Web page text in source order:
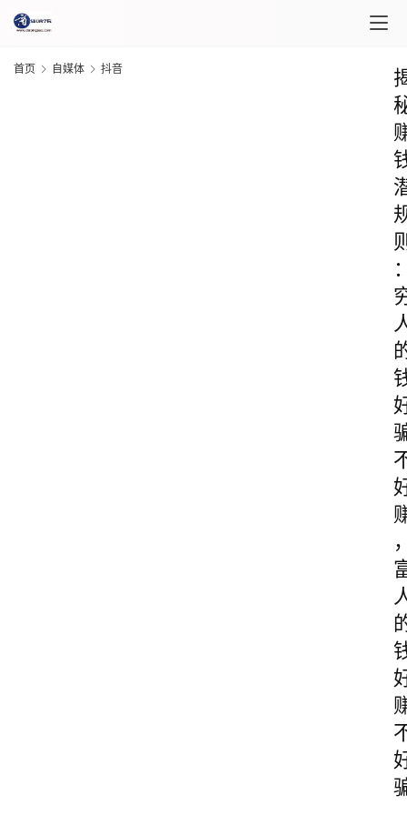
首页 自媒体 抖音